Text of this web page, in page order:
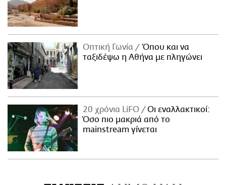
Οπτική Γωνία
Όπου και να
ταξιδέψω η Αθήνα με πληγώνει
20 χρόνια LiFO
Οι εναλλακτικοί:
Όσο πιο μακριά από το
mainstream γίνεται